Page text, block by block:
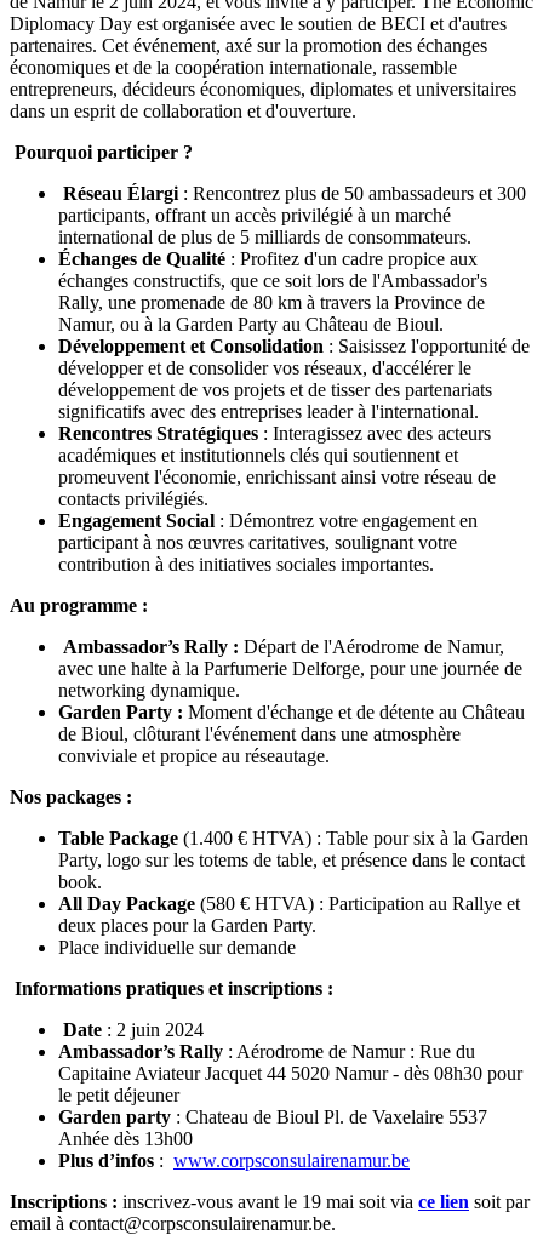
Diplomacy Day est organisée avec le soutien de BECI et d'autres
partenaires. Cet événement, axé sur la promotion des échanges
économiques et de la coopération internationale, rassemble
entrepreneurs, décideurs économiques, diplomates et universitaires
dans un esprit de collaboration et d'ouverture.
Pourquoi participer ?
Réseau Élargi : Rencontrez plus de 50 ambassadeurs et 300
participants, offrant un accès privilégié à un marché
international de plus de 5 milliards de consommateurs.
Échanges de Qualité : Profitez d'un cadre propice aux
échanges constructifs, que ce soit lors de l'Ambassador's
Rally, une promenade de 80 km à travers la Province de
Namur, ou à la Garden Party au Château de Bioul.
Développement et Consolidation : Saisissez l'opportunité de
développer et de consolider vos réseaux, d'accélérer le
développement de vos projets et de tisser des partenariats
significatifs avec des entreprises leader à l'international.
Rencontres Stratégiques : Interagissez avec des acteurs
académiques et institutionnels clés qui soutiennent et
promeuvent l'économie, enrichissant ainsi votre réseau de
contacts privilégiés.
Engagement Social : Démontrez votre engagement en
participant à nos œuvres caritatives, soulignant votre
contribution à des initiatives sociales importantes.
Au programme :
Ambassador’s Rally : Départ de l'Aérodrome de Namur,
avec une halte à la Parfumerie Delforge, pour une journée de
networking dynamique.
Garden Party : Moment d'échange et de détente au Château
de Bioul, clôturant l'événement dans une atmosphère
conviviale et propice au réseautage.
Nos packages :
Table Package (1.400 € HTVA) : Table pour six à la Garden
Party, logo sur les totems de table, et présence dans le contact
book.
All Day Package (580 € HTVA) : Participation au Rallye et
deux places pour la Garden Party.
Place individuelle sur demande
Informations pratiques et inscriptions :
Date : 2 juin 2024
Ambassador’s Rally : Aérodrome de Namur : Rue du
Capitaine Aviateur Jacquet 44 5020 Namur - dès 08h30 pour
le petit déjeuner
Garden party : Chateau de Bioul Pl. de Vaxelaire 5537
Anhée dès 13h00
Plus d’infos : www.corpsconsulairenamur.be
Inscriptions : inscrivez-vous avant le 19 mai soit via ce lien soit par
email à contact@corpsconsulairenamur.be.